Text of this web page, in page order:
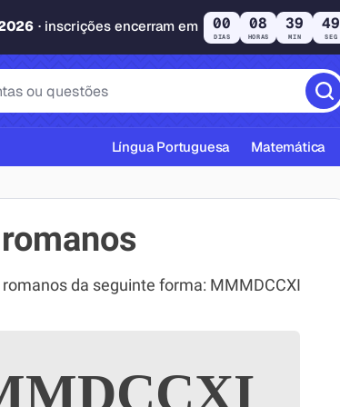
· inscrições encerram em 00
DIAS
08
HORAS
39
MIN
48
SEG
ABNT
Língua Portuguesa Matemática
da seguinte forma: MMMDCCXI